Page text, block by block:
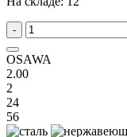
-
OSAWA
2.00
2
24
56